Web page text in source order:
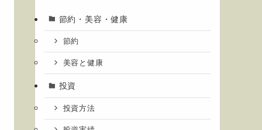
節約・美容・健康
節約
美容と健康
投資
投資方法